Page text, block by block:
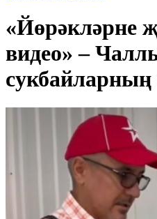
«Йөрәкләрне
видео» –
сукбайларның